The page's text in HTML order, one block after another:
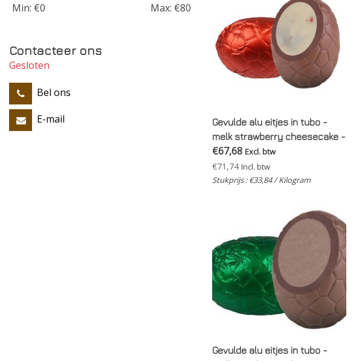
Min: €0 Max: €80
Contacteer ons
Gesloten
Bel ons
E-mail
Gevulde alu eitjes in tubo -
melk strawberry cheesecake -
2 kg
€67,68 Excl. btw
€71,74 Incl. btw
Stukprijs : €33,84 / Kilogram
Gevulde alu eitjes in tubo -